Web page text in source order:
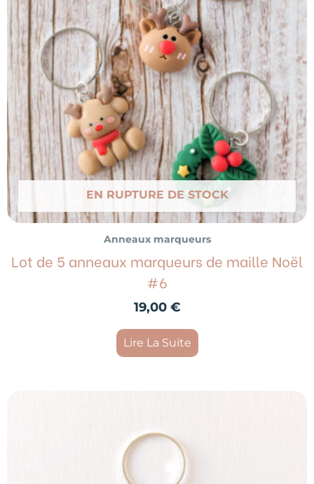
EN RUPTURE DE STOCK
Anneaux marqueurs
Lot de 5 anneaux marqueurs de maille Noël
#6
19,00 €
Lire La Suite